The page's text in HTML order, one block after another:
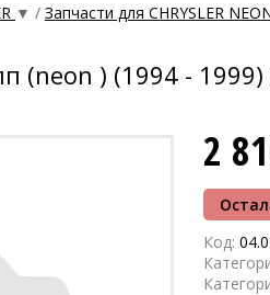
▼ / Запчасти для CHRYSLER
(neon ) (1994 -
2
Код: